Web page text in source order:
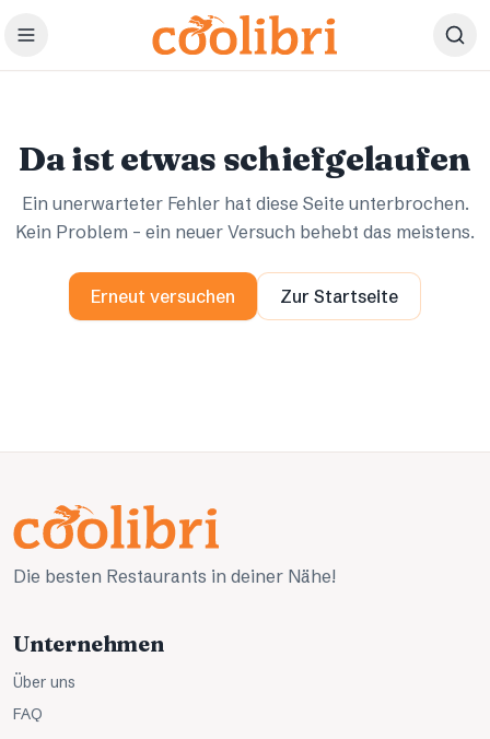
Zum Hauptinhalt springen
Da ist etwas schiefgelaufen
Ein unerwarteter Fehler hat diese Seite unterbrochen.
Kein Problem – ein neuer Versuch behebt das meistens.
Erneut versuchen Zur Startseite
Die besten Restaurants in deiner Nähe!
Unternehmen
Über uns
FAQ